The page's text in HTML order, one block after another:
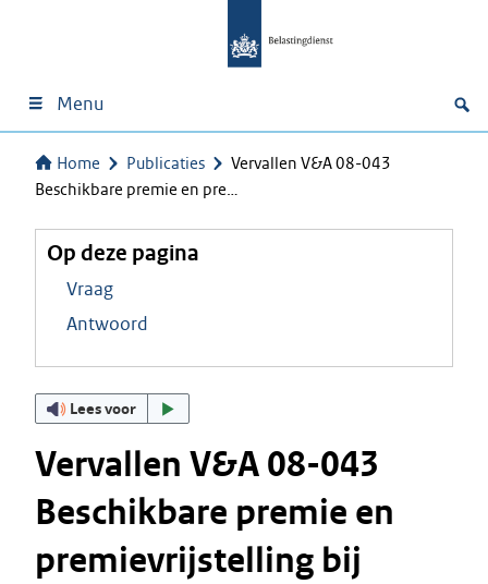
Menu
Home Publicaties
Vervallen V&A 08-043
Beschikbare premie en pre…
Op deze pagina
Vraag
Antwoord
Lees voor
Vervallen V&A 08-043
Beschikbare premie en
premievrijstelling bij